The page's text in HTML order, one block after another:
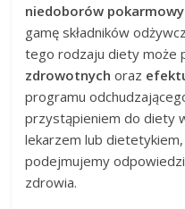
niedoborów
gamę składników
tego rodzaju diety może
zdrowotnych oraz
programu
przystąpieniem do diety
lekarzem lub
podejmujemy
zdrowia.